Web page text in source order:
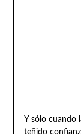
Y sólo cuando
teñido